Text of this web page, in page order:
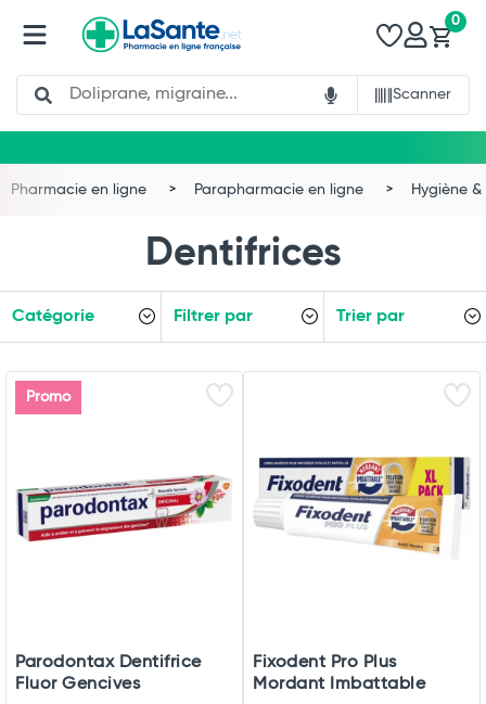
Search
Scanner
0
Pharmacie en ligne Parapharmacie en ligne Hygiène
Dentifrices
Catégorie Filtrer par Trier par
Promo
Parodontax Dentifrice
Fluor Gencives
Fixodent Pro Plus
Mordant Imbattable